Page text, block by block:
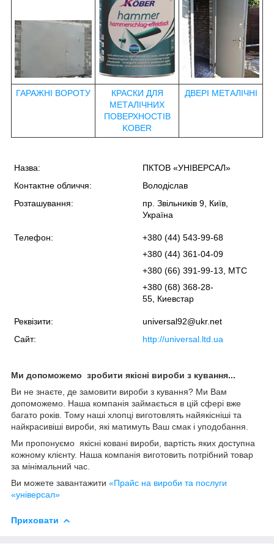
ГАРАЖНІ ВОРОТУ
КРАСКИ ДЛЯ
МЕТАЛІЧНИХ
ПОВЕРХНОСТІВ
KOBER
ДВЕРІ МЕТАЛІЧНІ
Назва:
ПКТОВ «УНІВЕРСАЛ»
Контактне обличчя:
Володіслав
Розташування:
пр. Звільників 9, Київ,
Україна
Телефон:
+380 (44) 543-99-68
+380 (44) 361-04-09
+380 (66) 391-99-13, МТС
+380 (68) 368-28-
55, Киевстар
Реквізити:
universal92@ukr.net
Сайт:
http://universal.ltd.ua
Ми допоможемо зробити якісні вироби з кування...
Ви не знаєте, де замовити вироби з кування? Ми Вам
допоможемо. Наша компанія займається в цій сфері вже
багато років. Тому наші хлопці виготовлять найякісніші та
найкрасивіші вироби, які матимуть Ваш смак і уподобання.
Ми пропонуємо якісні ковані вироби, вартість яких доступна
кожному клієнту. Наша компанія виготовить потрібний товар
за мінімальний час.
Ви можете завантажити «Прайс на вироби та послуги
«універсал»
Приховати